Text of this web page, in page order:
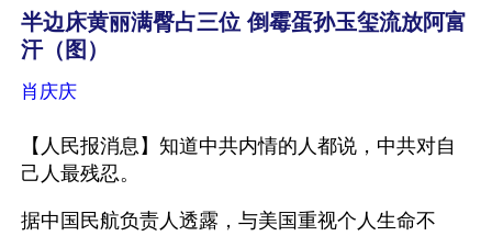
半边床黄丽满臀占三位 倒霉蛋孙玉玺流放阿富
汗（图）
肖庆庆
【人民报消息】知道中共内情的人都说，中共对自
己人最残忍。
据中国民航负责人透露，与美国重视个人生命不